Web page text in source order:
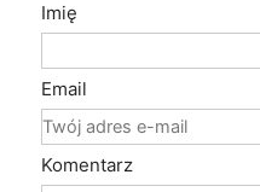
Imię
Email
Komentarz